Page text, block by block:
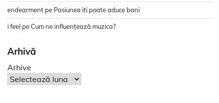
endearment pe Pasiunea iti poate aduce bani
i feel peCum ne influențează muzica?
Arhivă
Arhive